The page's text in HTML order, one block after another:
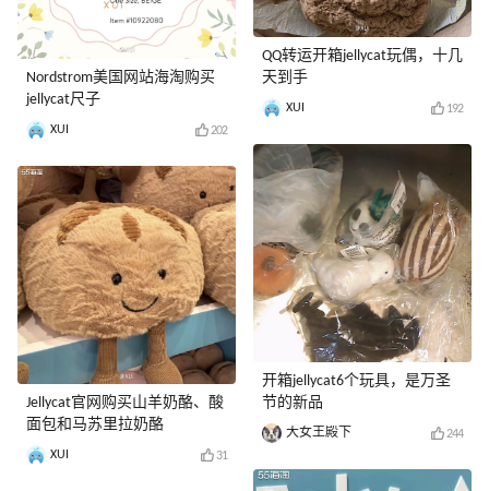
Nordstrom美国网站海淘购买
jellycat尺子
XUI 202
Jellycat官网购买山羊奶酪、酸
面包和马苏里拉奶酪
XUI 31
QQ转运开箱jellycat玩偶，十几
天到手
XUI 192
开箱jellycat6个玩具，是万圣
节的新品
大女王殿下 244